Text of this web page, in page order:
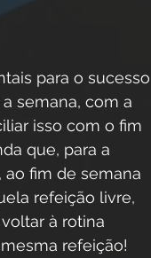
para o sucesso
semana, com a
isso com o fim
que, para a
ao fim de semana
refeição livre,
à rotina
refeição!